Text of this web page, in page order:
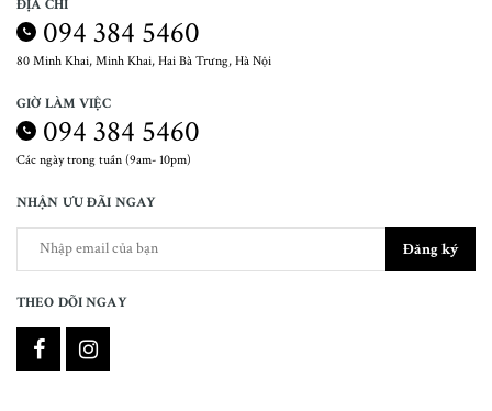
ĐỊA CHỈ
094 384 5460
80 Minh Khai, Minh Khai, Hai Bà Trưng, Hà Nội
GIỜ LÀM VIỆC
094 384 5460
Các ngày trong tuần (9am- 10pm)
NHẬN ƯU ĐÃI NGAY
Đăng ký
THEO DÕI NGAY